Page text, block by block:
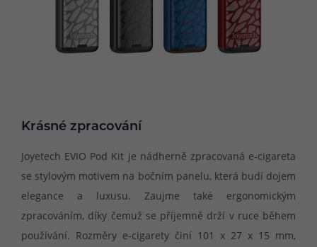
Krásné zpracování
Joyetech EVIO Pod Kit je nádherně zpracovaná e-cigareta
se stylovým motivem na bočním panelu, která budí dojem
elegance a luxusu. Zaujme také ergonomickým
zpracováním, díky čemuž se příjemně drží v ruce během
používání. Rozměry e-cigarety činí 101 x 27 x 15 mm,